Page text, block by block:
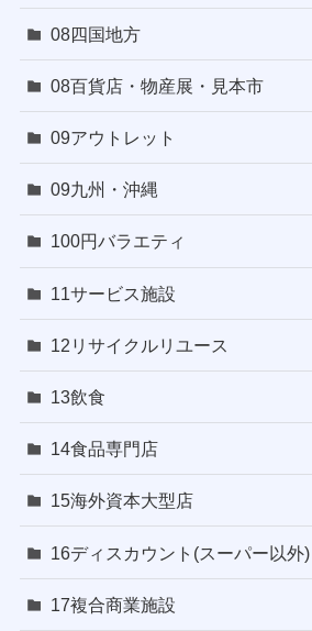
08四国地方
08百貨店・物産展・見本市
09アウトレット
09九州・沖縄
100円バラエティ
11サービス施設
12リサイクルリユース
13飲食
14食品専門店
15海外資本大型店
16ディスカウント(スーパー以外)
17複合商業施設